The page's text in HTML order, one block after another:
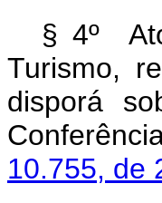
§ 4º
Turismo,
disporá
10.755, de